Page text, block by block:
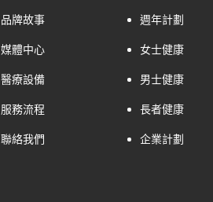
品牌故事
媒體中心
醫療設備
服務流程
聯絡我們
週年計劃
女士健康
男士健康
長者健康
企業計劃